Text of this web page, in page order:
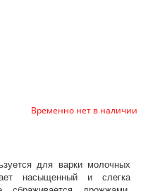
Временно нет в наличии
для варки молочных
насыщенный и слегка